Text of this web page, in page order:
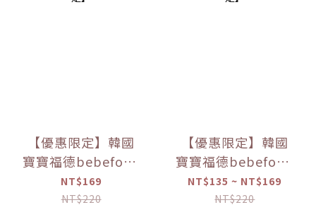
【優惠限定】韓國
寶寶福德bebefood
米餅 原味/蘋果/梨/
紅薯/南瓜 (20g)
NT$169
NT$220
【優惠限定】韓國
寶寶福德bebefood
糙米餅 磨牙餅乾 蔬
菜/水果 (25g) 【優
NT$135 ~ NT$169
NT$220